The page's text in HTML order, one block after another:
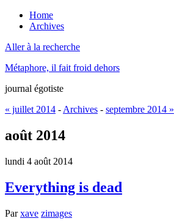
Home
Archives
Aller à la recherche
Métaphore, il fait froid dehors
journal égotiste
« juillet 2014 - Archives - septembre 2014 »
août 2014
lundi 4 août 2014
Everything is dead
Parxave zimages